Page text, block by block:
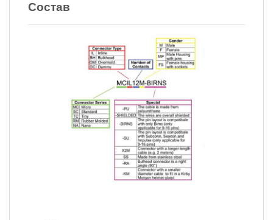
Состав